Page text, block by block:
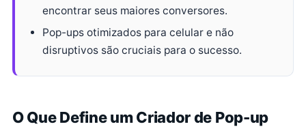
encontrar seus maiores conversores.
Pop-ups otimizados para celular e não
disruptivos são cruciais para o sucesso.
O Que Define um Criador de Pop-up